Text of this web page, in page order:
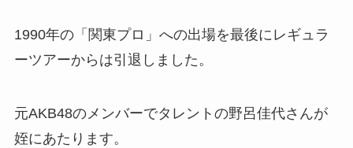
1990年の「関東プロ」への出場を最後にレギュラ
ーツアーからは引退しました。
元AKB48のメンバーでタレントの野呂佳代さんが
姪にあたります。